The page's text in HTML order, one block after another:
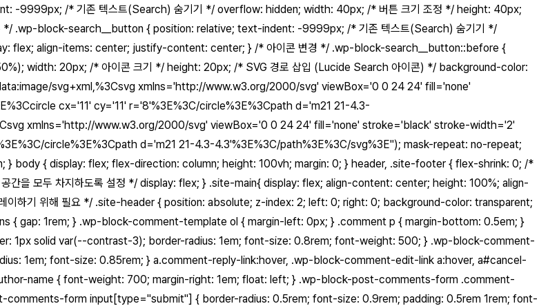
-9999px; /* 기존 텍스트(Search) 숨기기 */ overflow: hidden; width: 40px; /* 버튼 크기 조정 */ height: 40px;
.wp-block-search__button { position: relative; text-indent: -9999px; /* 기존 텍스트(Search) 숨기기 */
flex; align-items: center; justify-content: center; } /* 아이콘 변경 */ .wp-block-search__button::before {
width: 20px; /* 아이콘 크기 */ height: 20px; /* SVG 경로 삽입 (Lucide Search 아이콘) */ background-color:
svg+xml,%3Csvg xmlns='http://www.w3.org/2000/svg' viewBox='0 0 24 24' fill='none'
cx='11' cy='11' r='8'%3E%3C/circle%3E%3Cpath d='m21 21-4.3-
xmlns='http://www.w3.org/2000/svg' viewBox='0 0 24 24' fill='none' stroke='black' stroke-width='2'
circle%3E%3Cpath d='m21 21-4.3-4.3'%3E%3C/path%3E%3C/svg%3E"); mask-repeat: no-repeat;
body { display: flex; flex-direction: column; height: 100vh; margin: 0; } header, .site-footer { flex-shrink: 0; /*
간을 모두 차지하도록 설정 */ display: flex; } .site-main{ display: flex; align-content: center; height: 100%; align-
이하기 위해 필요 */ .site-header { position: absolute; z-index: 2; left: 0; right: 0; background-color: transparent;
gap: 1rem; } .wp-block-comment-template ol { margin-left: 0px; } .comment p { margin-bottom: 0.5em; }
1px solid var(--contrast-3); border-radius: 1em; font-size: 0.8rem; font-weight: 500; } .wp-block-comment-
1em; font-size: 0.85rem; } a.comment-reply-link:hover, .wp-block-comment-edit-link a:hover, a#cancel-
name { font-weight: 700; margin-right: 1em; float: left; } .wp-block-post-comments-form .comment-
form input[type="submit"] { border-radius: 0.5rem; font-size: 0.9rem; padding: 0.5rem 1rem; font-